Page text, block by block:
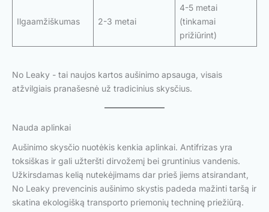
Ilgaamžiškumas 2-3 metai
4-5 metai
(tinkamai
prižiūrint)
No Leaky - tai naujos kartos aušinimo apsauga, visais
atžvilgiais pranašesnė už tradicinius skysčius.
Nauda aplinkai
Aušinimo skysčio nuotėkis kenkia aplinkai. Antifrizas yra
toksiškas ir gali užteršti dirvožemį bei gruntinius vandenis.
Užkirsdamas kelią nutekėjimams dar prieš jiems atsirandant,
No Leaky prevencinis aušinimo skystis padeda mažinti taršą ir
skatina ekologišką transporto priemonių techninę priežiūrą.